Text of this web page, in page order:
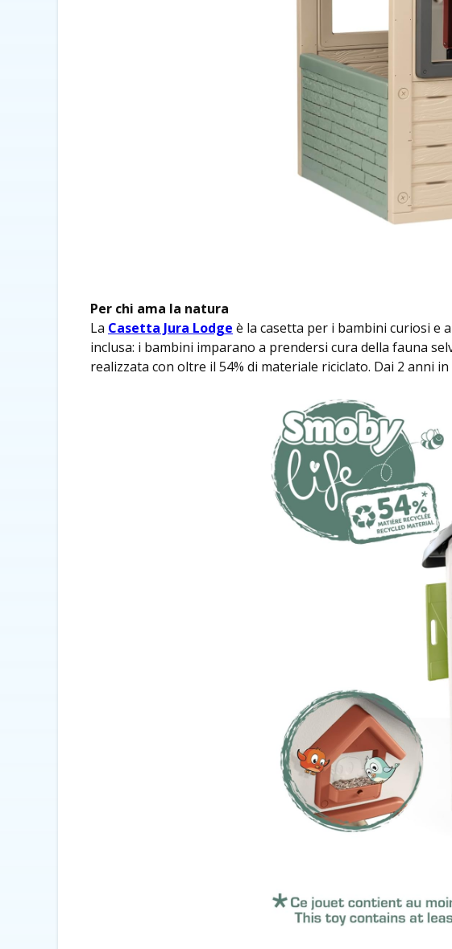
Per chi ama la natura
La Casetta Jura Lodge è la casetta per i bambini curiosi e
inclusa: i bambini imparano a prendersi cura della fauna
realizzata con oltre il 54% di materiale riciclato. Dai 2 anni in